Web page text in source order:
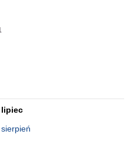
lipiec
sierpień